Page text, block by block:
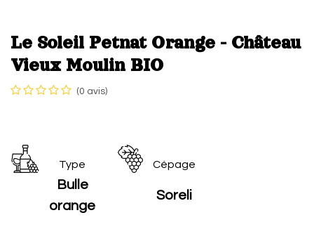
Le Soleil Petnat Orange - Château
Vieux Moulin BIO
(0 avis)
Type Cépage
Bulle
orange
Soreli